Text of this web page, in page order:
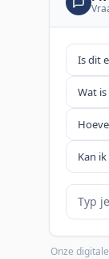
Is dit
Wat
Kan
Je vraag
Onze